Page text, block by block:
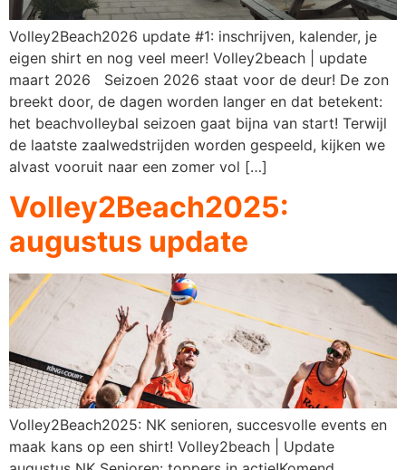
Volley2Beach2026 update #1: inschrijven, kalender, je
eigen shirt en nog veel meer! Volley2beach | update
maart 2026 Seizoen 2026 staat voor de deur! De zon
breekt door, de dagen worden langer en dat betekent:
het beachvolleybal seizoen gaat bijna van start! Terwijl
de laatste zaalwedstrijden worden gespeeld, kijken we
alvast vooruit naar een zomer vol […]
Volley2Beach2025:
augustus update
Volley2Beach2025: NK senioren, succesvolle events en
maak kans op een shirt! Volley2beach | Update